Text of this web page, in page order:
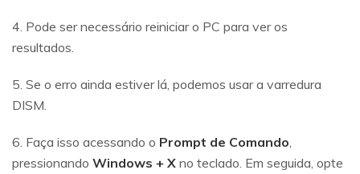
4. Pode ser necessário reiniciar o PC para ver os
resultados.
5. Se o erro ainda estiver lá, podemos usar a varredura
DISM.
6. Faça isso acessando o Prompt de Comando
pressionando Windows + X no teclado. Em seguida, opte